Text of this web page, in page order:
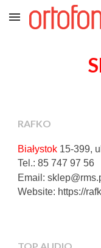
Skip to main content
RAFKO
Białystok 15-399,
Tel.: 85 747 97 56
Email:
Website: https://